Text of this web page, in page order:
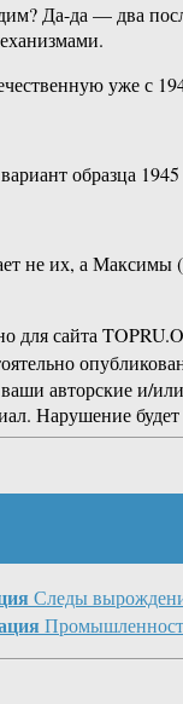
Да-да — два
уже с
образца
не их, а Максимы
для сайта
авторские и/
Нарушение
Следы